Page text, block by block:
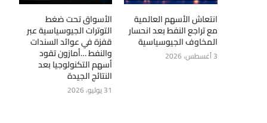
انتعاش الأسهم العالمية
مع تراجع النفط بعد انحسار
المخاوف الجيوسياسية
3 أغسطس، 2026
الأسواق تحت ضغط
التوترات الجيوسياسية عبر
قفزة في عوائد السندات
والنفط …أمازون تقود
أسهم التكنولوجيا بعد
النتائج الجيدة
31 يوليو، 2026